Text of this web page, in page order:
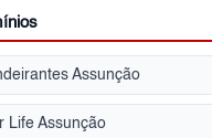
Assunção
Life Assunção